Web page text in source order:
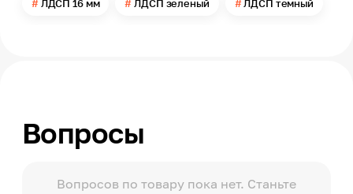
Текстура
Ширина
680
ЛДСП 16 мм ЛДСП зеленый ЛДСП темный
Вопросы
Вопросов по товару пока нет. Станьте